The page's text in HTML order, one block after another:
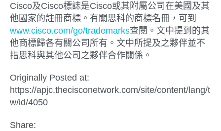
Cisco及Cisco標誌是Cisco或其附屬公司在美國及其
他國家的註冊商標。有關思科的商標名冊，可到
www.cisco.com/go/trademarks查閱。文中提到的其
他商標歸各有關公司所有。文中所提及之夥伴並不
指思科與其他公司之夥伴合作關係。
Originally Posted at:
https://apjc.thecisconetwork.com/site/content/lang/t
w/id/4050
Share: